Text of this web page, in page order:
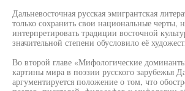
Дальневосточная русская эмигрантская
только сохранить свои национальные черты,
интерпретировать традиции восточной
значительной степени обусловило её
Во второй главе «Мифологические
картины мира в поэзии русского зарубежья
аргументируется положение о том, что